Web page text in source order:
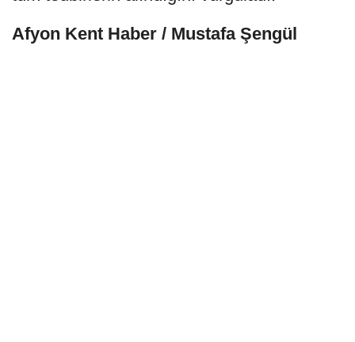
Afyon Kent Haber / Mustafa Şengül